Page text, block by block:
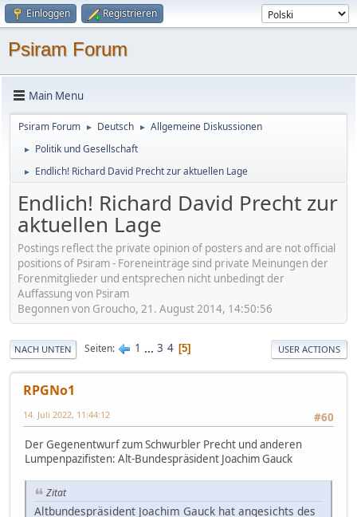
Einloggen Registrieren
Psiram Forum
Main Menu
Psiram Forum ► Deutsch ► Allgemeine Diskussionen
► Politik und Gesellschaft
► Endlich! Richard David Precht zur aktuellen Lage
Endlich! Richard David Precht zur
aktuellen Lage
Postings reflect the private opinion of posters and are not official
positions of Psiram - Foreneinträge sind private Meinungen der
Forenmitglieder und entsprechen nicht unbedingt der
Auffassung von Psiram
Begonnen von Groucho, 21. August 2014, 14:50:56
NACH UNTEN Seiten 1 ... 3 4 5 USER ACTIONS
RPGNo1
#60
14. Juli 2022, 11:44:12
Der Gegenentwurf zum Schwurbler Precht und anderen
Lumpenpazifisten: Alt-Bundespräsident Joachim Gauck
Zitat
Altbundespräsident Joachim Gauck hat angesichts des